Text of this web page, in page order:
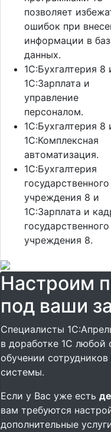
позволяет
ошибок при
информации в
данных.
1С:Бухгалтерия 8
1С:Зарплата и
управление
персоналом.
1С:Бухгалтерия 8
1С:Комплексная
автоматизация.
1С:Бухгалтерия
государственного
учреждения 8 и
1С:Зарплата и
государственного
учреждения 8.
Настроим
под ваши
Специалисты
в доработке 1С любой
обучении
системы.
Если у Вас уже есть
вам требуются
дополнительные